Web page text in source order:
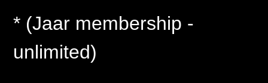
Maand membership
Jaar membership
* (Jaar membership -
unlimited)